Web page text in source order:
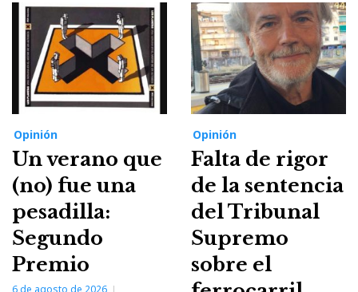
Opinión
Un verano que
(no) fue una
pesadilla:
Segundo
Premio
6 de agosto de 2026
Opinión
Falta de rigor
de la sentencia
del Tribunal
Supremo
sobre el